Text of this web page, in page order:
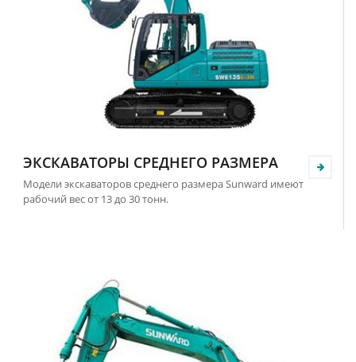
ЭКСКАВАТОРЫ СРЕДНЕГО РАЗМЕРА
Модели экскаваторов среднего размера Sunward имеют
рабочий вес от 13 до 30 тонн.